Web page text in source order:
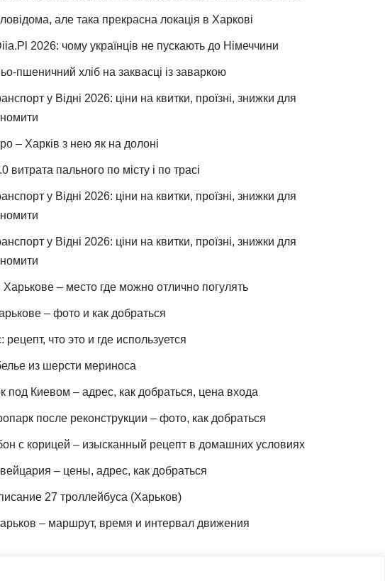
але така прекрасна локація в Харкові
2026: чому українців не пускають до Німеччини
пшеничний хліб на заквасці із заваркою
у Відні 2026: ціни на квитки, проїзні, знижки для
– Харків з нею як на долоні
витрата пального по місту і по трасі
у Відні 2026: ціни на квитки, проїзні, знижки для
у Відні 2026: ціни на квитки, проїзні, знижки для
– место где можно отлично погулять
– фото и как добраться
что это и где используется
из шерсти мериноса
под Киевом – адрес, как добраться, цена входа
после реконструкции – фото, как добраться
с корицей – изысканный рецепт в домашних условиях
– цены, адрес, как добраться
27 троллейбуса (Харьков)
– маршрут, время и интервал движения